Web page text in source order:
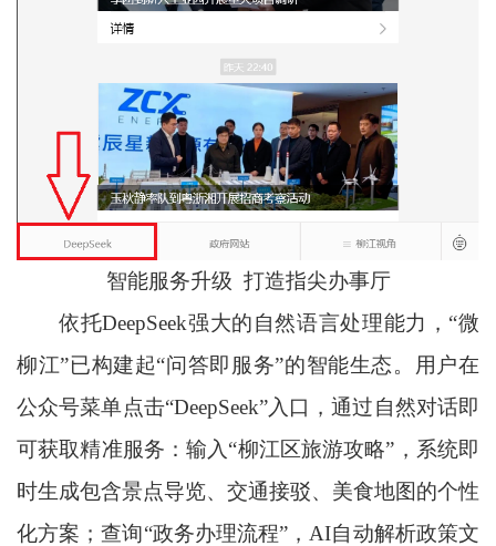
智能服务升级 打造指尖办事厅
依托DeepSeek强大的自然语言处理能力，“微
柳江”已构建起“问答即服务”的智能生态。用户在
公众号菜单点击“DeepSeek”入口，通过自然对话即
可获取精准服务：输入“柳江区旅游攻略”，系统即
时生成包含景点导览、交通接驳、美食地图的个性
化方案；查询“政务办理流程”，AI自动解析政策文